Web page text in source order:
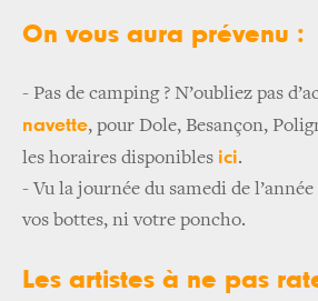
On vous aura prévenu :
- Pas de camping ? N’oubliez pas
navette, pour Dole, Besançon,
les horaires disponibles ici.
-Vu la journée du samedi de
vos bottes, ni votre poncho.
Les artistes à ne pas